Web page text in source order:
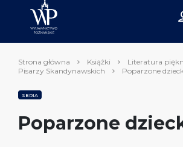
Strona główna Książki Literatura
Pisarzy Skandynawskich
Poparzone
SERIA
Poparzone